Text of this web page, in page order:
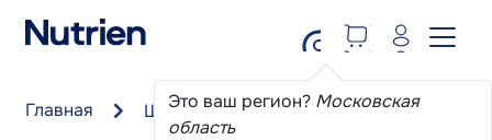
Это ваш регион? Московская
область
Главная Школа пациента Муковисцидоз